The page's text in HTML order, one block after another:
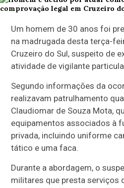
Um homem de 30 anos foi
na madrugada desta terça-
Cruzeiro do Sul, suspeito de
atividade de vigilante
Segundo informações da
realizavam patrulhamento
Claudiomar de Souza Mota,
equipamentos associados à
privada, incluindo uniforme
tático e uma faca.
Durante a abordagem, o
militares que presta serviços